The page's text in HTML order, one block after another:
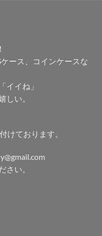
ース、コインケースな
イイね」
しい。
けております。
さい。